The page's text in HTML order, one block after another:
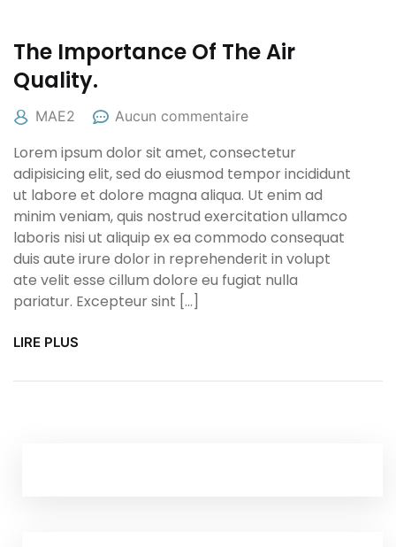
The Importance Of The Air
Quality.
MAE2 Aucun commentaire
Lorem ipsum dolor sit amet, consectetur
adipisicing elit, sed do eiusmod tempor incididunt
ut labore et dolore magna aliqua. Ut enim ad
minim veniam, quis nostrud exercitation ullamco
laboris nisi ut aliquip ex ea commodo consequat
duis aute irure dolor in reprehenderit in volupt
ate velit esse cillum dolore eu fugiat nulla
pariatur. Excepteur sint […]
LIRE PLUS